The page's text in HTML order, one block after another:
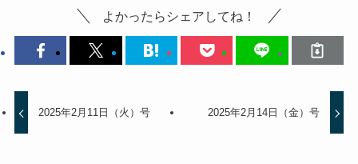
よかったらシェアしてね！
2025年2月11日（火）号 2025年2月14日（金）号